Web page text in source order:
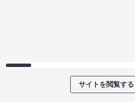
サイトを閲覧する